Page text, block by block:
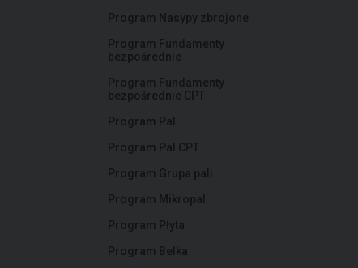
Program Nasypy zbrojone
Program Fundamenty
bezpośrednie
Program Fundamenty
bezpośrednie CPT
Program Pal
Program Pal CPT
Program Grupa pali
Program Mikropal
Program Płyta
Program Belka